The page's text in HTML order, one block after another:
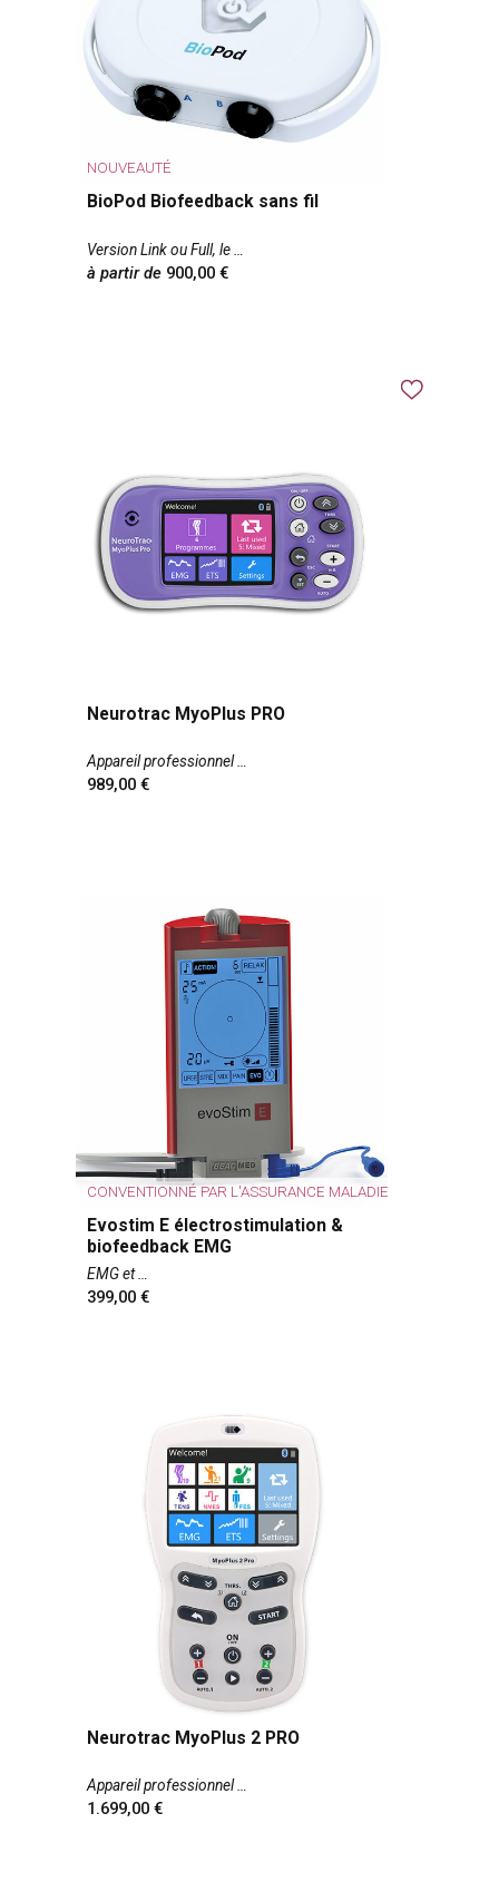
NOUVEAUTÉ
BioPod Biofeedback sans fil
Version Link ou Full, le
à partir de 900,00
Neurotrac MyoPlus PRO
Appareil professionnel
989,00
CONVENTIONNÉ PAR L'ASSURANCE MALADIE
Evostim E électrostimulation &
biofeedback EMG
EMG et
399,00
Neurotrac MyoPlus 2 PRO
Appareil professionnel
1.699,00